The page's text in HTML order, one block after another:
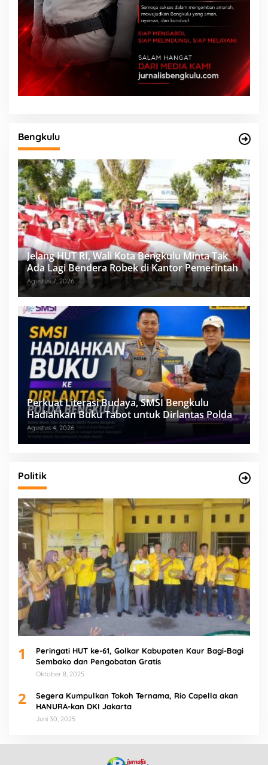
Bengkulu
Jelang HUT RI, Wali Kota Bengkulu Minta Tak
Ada Lagi Bendera Robek di Kantor Pemerintah
Agustus 7, 2026
Perkuat Literasi Budaya, SMSI Bengkulu
Hadiahkan Buku Tabot untuk Dirlantas Polda
Agustus 4, 2026
Politik
1
Peringati HUT ke-61, Golkar Kabupaten Kaur Bagi-Bagi
Sembako dan Pengobatan Gratis
Oktober 8, 2025
2
Segera Kumpulkan Tokoh Ternama, Rio Capella akan
HANURA-kan DKI Jakarta
Juni 30, 2025